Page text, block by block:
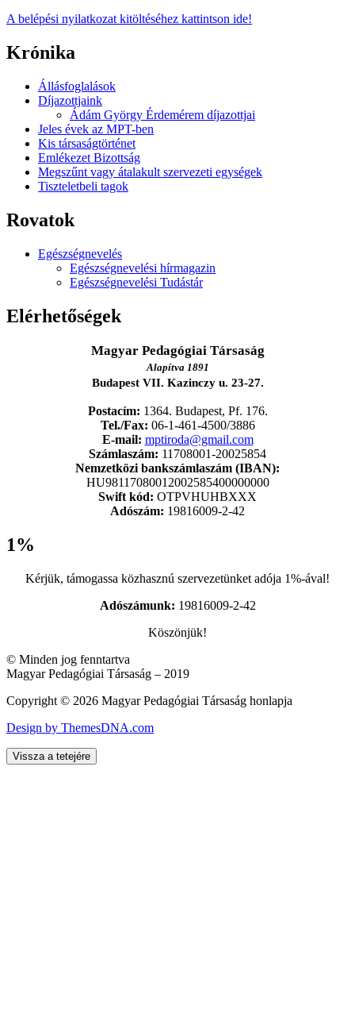
A belépési nyilatkozat kitöltéséhez kattintson ide!
Krónika
Állásfoglalások
Díjazottjaink
Ádám György Érdemérem díjazottjai
Jeles évek az MPT-ben
Kis társaságtörténet
Emlékezet Bizottság
Megszűnt vagy átalakult szervezeti egységek
Tiszteletbeli tagok
Rovatok
Egészségnevelés
Egészségnevelési hírmagazin
Egészségnevelési Tudástár
Elérhetőségek
Magyar Pedagógiai Társaság
Alapítva 1891
Budapest VII. Kazinczy u. 23-27.
Postacím: 1364. Budapest, Pf. 176.
Tel./Fax: 06-1-461-4500/3886
E-mail: mptiroda@gmail.com
Számlaszám: 11708001-20025854
Nemzetközi bankszámlaszám (IBAN):
HU98117080012002585400000000
Swift kód: OTPVHUHBXXX
Adószám: 19816009-2-42
1%
Kérjük, támogassa közhasznú szervezetünket adója 1%-ával!
Adószámunk: 19816009-2-42
Köszönjük!
© Minden jog fenntartva
Magyar Pedagógiai Társaság – 2019
Copyright © 2026 Magyar Pedagógiai Társaság honlapja
Design by ThemesDNA.com
Vissza a tetejére